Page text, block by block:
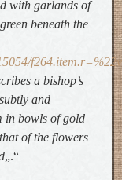
with garlands of
beneath the
a bishop’s
and
in bowls of gold
of the flowers
„.“